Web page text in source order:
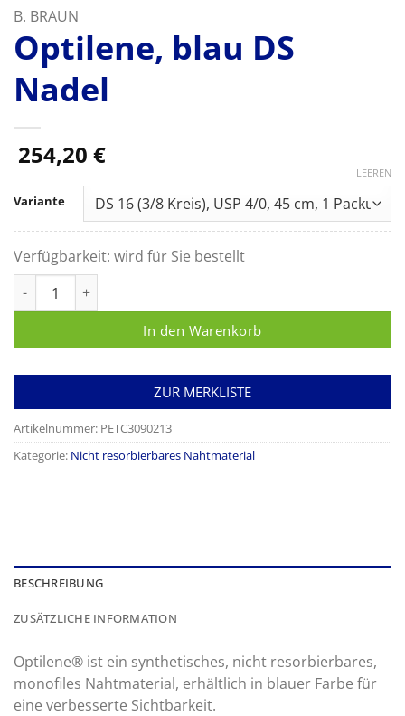
B. BRAUN
Optilene, blau DS
Nadel
254,20 €
Variante
LEEREN
Verfügbarkeit: wird für Sie bestellt
In den Warenkorb
ZUR MERKLISTE
Artikelnummer: PETC3090213
Kategorie: Nicht resorbierbares Nahtmaterial
BESCHREIBUNG
ZUSÄTZLICHE INFORMATION
Optilene® ist ein synthetisches, nicht resorbierbares,
monofiles Nahtmaterial, erhältlich in blauer Farbe für
eine verbesserte Sichtbarkeit.